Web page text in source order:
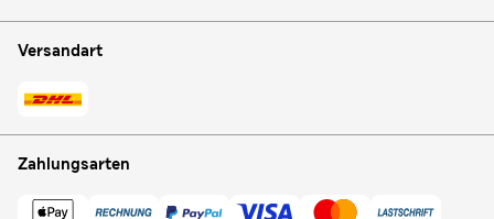
Versandart
Zahlungsarten